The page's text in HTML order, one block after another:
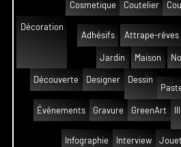
Cosmetique Coutelier
Décoration
Adhésifs
Attrape-rêves
Jardin Maison
Découverte Designer
Dessin
Événements Gravure GreenArt
Infographie Interview